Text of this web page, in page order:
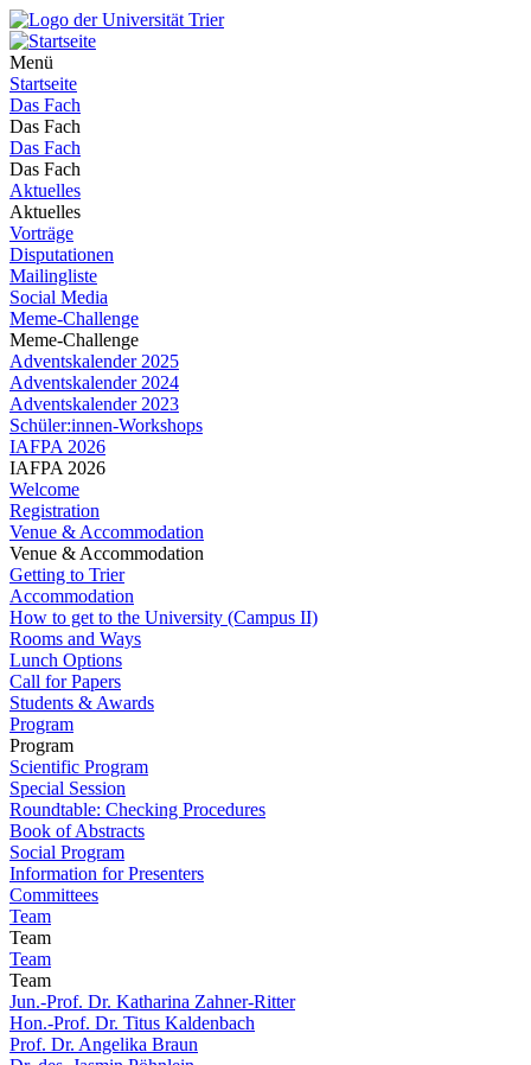
Menü
Startseite
Das Fach
Das Fach
Das Fach
Das Fach
Aktuelles
Aktuelles
Vorträge
Disputationen
Mailingliste
Social Media
Meme-Challenge
Meme-Challenge
Adventskalender 2025
Adventskalender 2024
Adventskalender 2023
Schüler:innen-Workshops
IAFPA 2026
IAFPA 2026
Welcome
Registration
Venue & Accommodation
Venue & Accommodation
Getting to Trier
Accommodation
How to get to the University (Campus II)
Rooms and Ways
Lunch Options
Call for Papers
Students & Awards
Program
Program
Scientific Program
Special Session
Roundtable: Checking Procedures
Book of Abstracts
Social Program
Information for Presenters
Committees
Team
Team
Team
Team
Jun.-Prof. Dr. Katharina Zahner-Ritter
Hon.-Prof. Dr. Titus Kaldenbach
Prof. Dr. Angelika Braun